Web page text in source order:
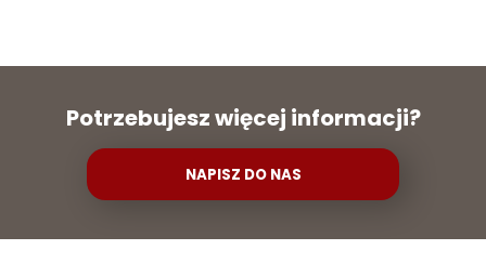
Potrzebujesz więcej informacji?
NAPISZ DO NAS